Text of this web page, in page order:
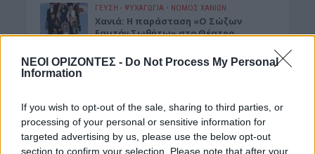
ΝΕΟΙ ΟΡΙΖΟΝΤΕΣ - Do Not Process My Personal
Information
If you wish to opt-out of the sale, sharing to third parties, or
processing of your personal or sensitive information for
targeted advertising by us, please use the below opt-out
section to confirm your selection. Please note that after your
ΓΕΎΣΗ - ΨΥΧΑΓΩΓΊΑ • ΝΟΜΌΣ ΧΑΝΊΩΝ
Χανιά: Η παράσταση «Ο Σώζων
Εαυτόν Σωθήτω» στο Θέατρο
7 Αυγούστου 2026 12:02
Xανιά: Παράσταση Καραγκιόζη στο
Αμφιθέατρο Λενταριανών
7 Αυγούστου 2026 11:50